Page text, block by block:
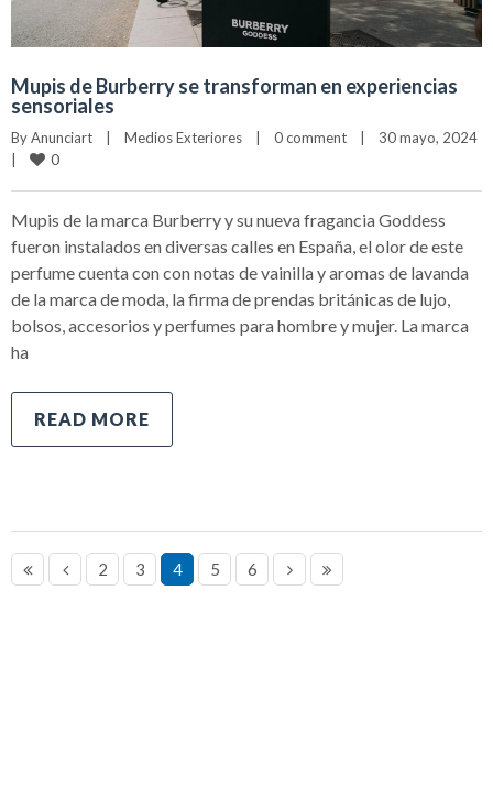
Mupis de Burberry se transforman en experiencias
sensoriales
By Anunciart Medios Exteriores 0 comment
0
Mupis de la marca Burberry y su nueva fragancia Goddess
fueron instalados en diversas calles en España, el olor de este
perfume cuenta con con notas de vainilla y aromas de lavanda
de la marca de moda, la firma de prendas británicas de lujo,
bolsos, accesorios y perfumes para hombre y mujer. La marca
ha
READ MORE
2 3 4 5 6